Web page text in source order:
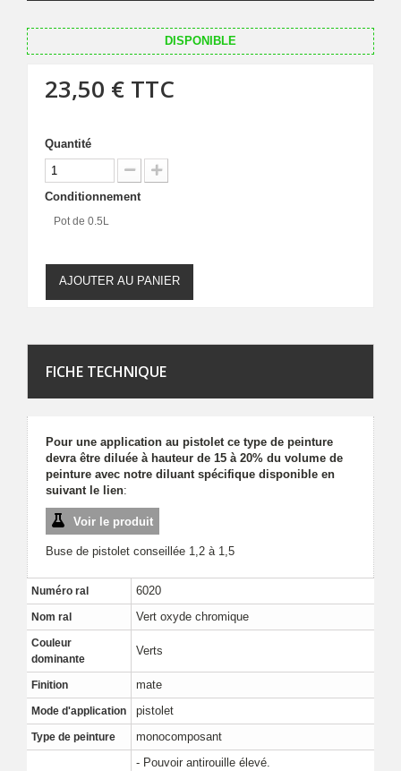
DISPONIBLE
23,50 € TTC
Quantité
Conditionnement
Pot de 0.5L
AJOUTER AU PANIER
FICHE TECHNIQUE
Pour une application au pistolet ce type de peinture
devra être diluée à hauteur de 15 à 20% du volume de
peinture avec notre diluant spécifique disponible en
suivant le lien:
Voir le produit
Buse de pistolet conseillée 1,2 à 1,5
Numéro ral 6020
Nom ral Vert oxyde chromique
Couleur
dominante
Verts
Finition mate
Mode d'application pistolet
Type de peinture monocomposant
- Pouvoir antirouille élevé.